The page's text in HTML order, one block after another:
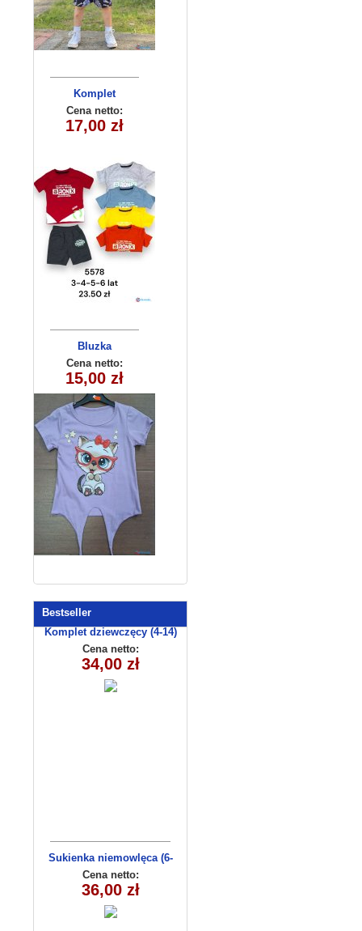
Komplet
chlopiecy 5578
(3-6) 4szt
Cena netto:
17,00 zł
Bluzka
dziecięca
180626-20(6-16)
6szt
Cena netto:
15,00 zł
Bestseller
Komplet dziewczęcy (4-14)
8156
Cena netto:
34,00 zł
Sukienka niemowlęca (6-
36msc) C3009-1
Cena netto:
36,00 zł